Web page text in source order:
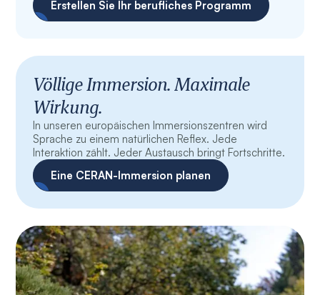
Erstellen Sie Ihr berufliches Programm
Völlige Immersion. Maximale
Wirkung.
In unseren europäischen Immersionszentren wird
Sprache zu einem natürlichen Reflex. Jede
Interaktion zählt. Jeder Austausch bringt Fortschritte.
Eine CERAN-Immersion planen